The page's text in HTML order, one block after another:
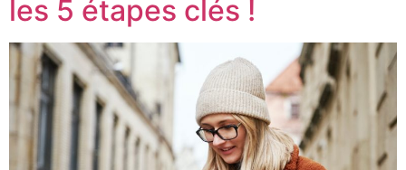
les 5 étapes clés !